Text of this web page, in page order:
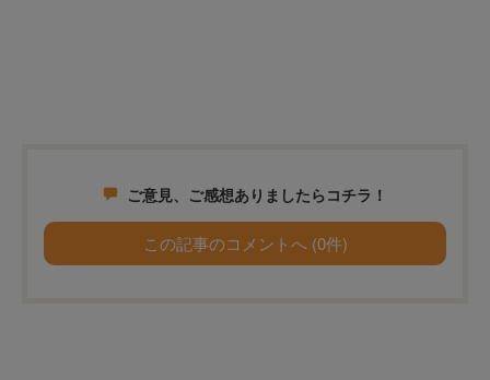
ご意見、ご感想ありましたらコチラ！
この記事のコメントへ (0件)